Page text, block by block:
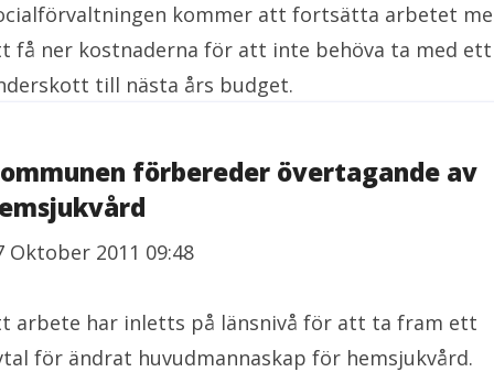
kommer att fortsätta arbetet
få ner kostnaderna för att inte behöva ta med ett
till nästa års budget.
förbereder övertagande av
Oktober 2011 09:48
arbete har inletts på länsnivå för att ta fram ett
för ändrat huvudmannaskap för hemsjukvård.